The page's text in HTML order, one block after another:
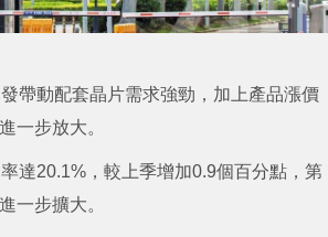
帶動配套晶片需求強勁，加上產品漲價
一步放大。
達20.1%，較上季增加0.9個百分點，第
一步擴大。